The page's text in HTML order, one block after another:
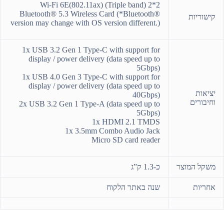
קישוריות
Wi-Fi 6E(802.11ax) (Triple band) 2*2
Bluetooth® 5.3 Wireless Card (*Bluetooth®
version may change with OS version different.)
יציאות
וחיבורים
1x USB 3.2 Gen 1 Type-C with support for
display / power delivery (data speed up to
5Gbps)
1x USB 4.0 Gen 3 Type-C with support for
display / power delivery (data speed up to
40Gbps)
2x USB 3.2 Gen 1 Type-A (data speed up to
5Gbps)
1x HDMI 2.1 TMDS
1x 3.5mm Combo Audio Jack
Micro SD card reader
משקל המוצר כ-1.3 ק”ג
אחריות שנה באתר הלקוח